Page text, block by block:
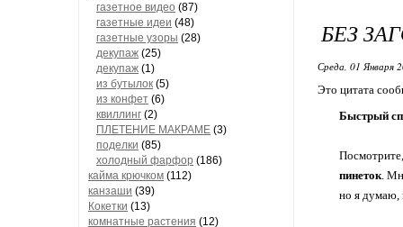
газетное видео (87)
газетные идеи (48)
газетные узоры (28)
декупаж (25)
декупаж (1)
из бутылок (5)
из конфет (6)
квиллинг (2)
ПЛЕТЕНИЕ МАКРАМЕ (3)
поделки (85)
холодный фарфор (186)
кайма крючком (112)
канзаши (39)
Кокетки (13)
комнатные растения (12)
БЕЗ
Среда, 01 Января
Это цитата
Быстрый
пинеток.
но я думаю,